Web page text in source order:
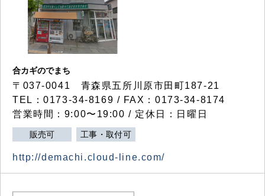
合カギのでまち
〒037-0041 青森県五所川原市田町187-21
TEL：0173-34-8169 / FAX：0173-34-8174
営業時間：9:00〜19:00 / 定休日：日曜日
販売可 工事・取付可
http://demachi.cloud-line.com/